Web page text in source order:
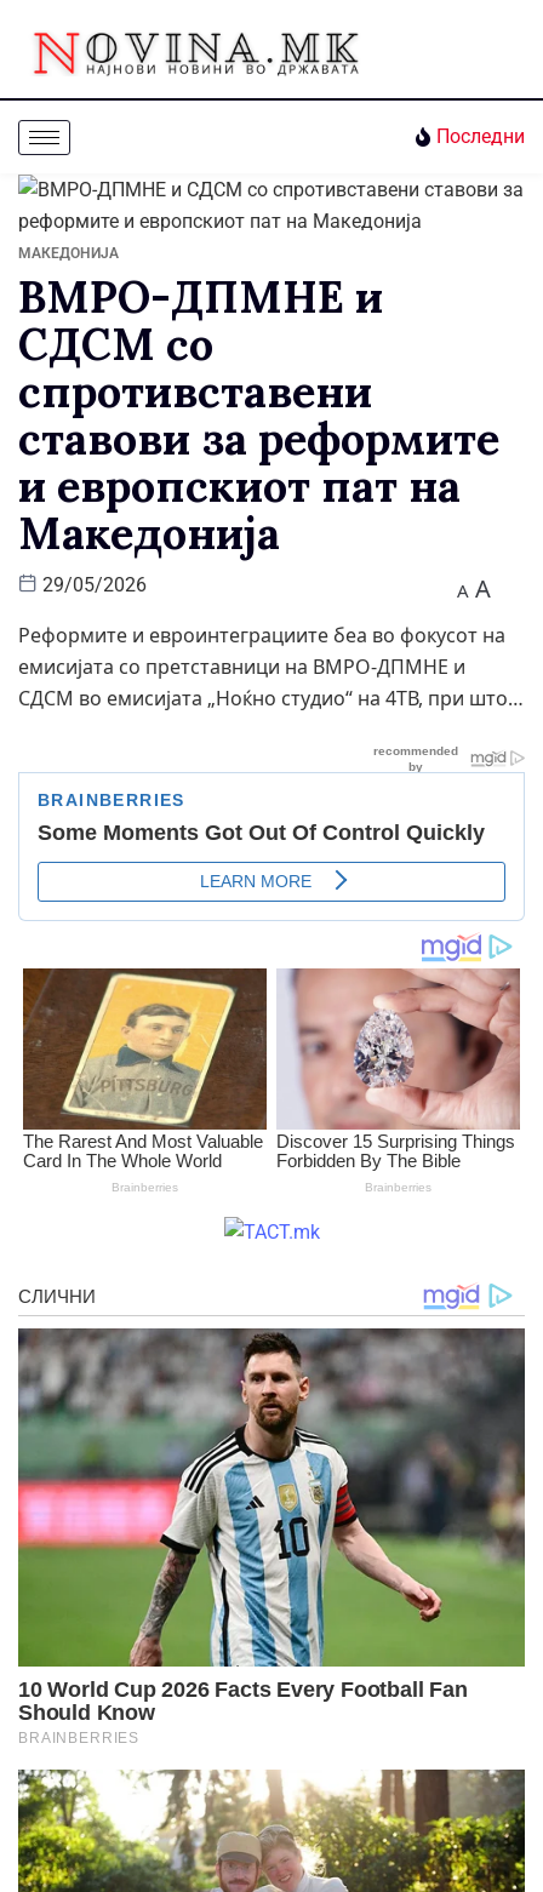
Последни
МАКЕДОНИЈА
ВМРО-ДПМНЕ и
СДСМ со
спротивставени
ставови за реформите
и европскиот пат на
Македонија
29/05/2026 A A
Реформите и евроинтеграциите беа во фокусот на
емисијата со претставници на ВМРО-ДПМНЕ и
СДСМ во емисијата „Ноќно студио“ на 4ТВ, при што…